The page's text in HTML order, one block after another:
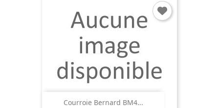
Courroie Bernard BM4...